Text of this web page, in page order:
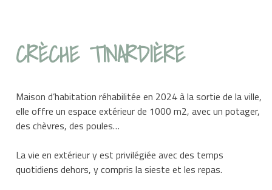
CRÈCHE TINARDIÈRE
Maison d’habitation réhabilitée en 2024 à la sortie de la ville,
elle offre un espace extérieur de 1000 m2, avec un potager,
des chèvres, des poules…
La vie en extérieur y est privilégiée avec des temps
quotidiens dehors, y compris la sieste et les repas.